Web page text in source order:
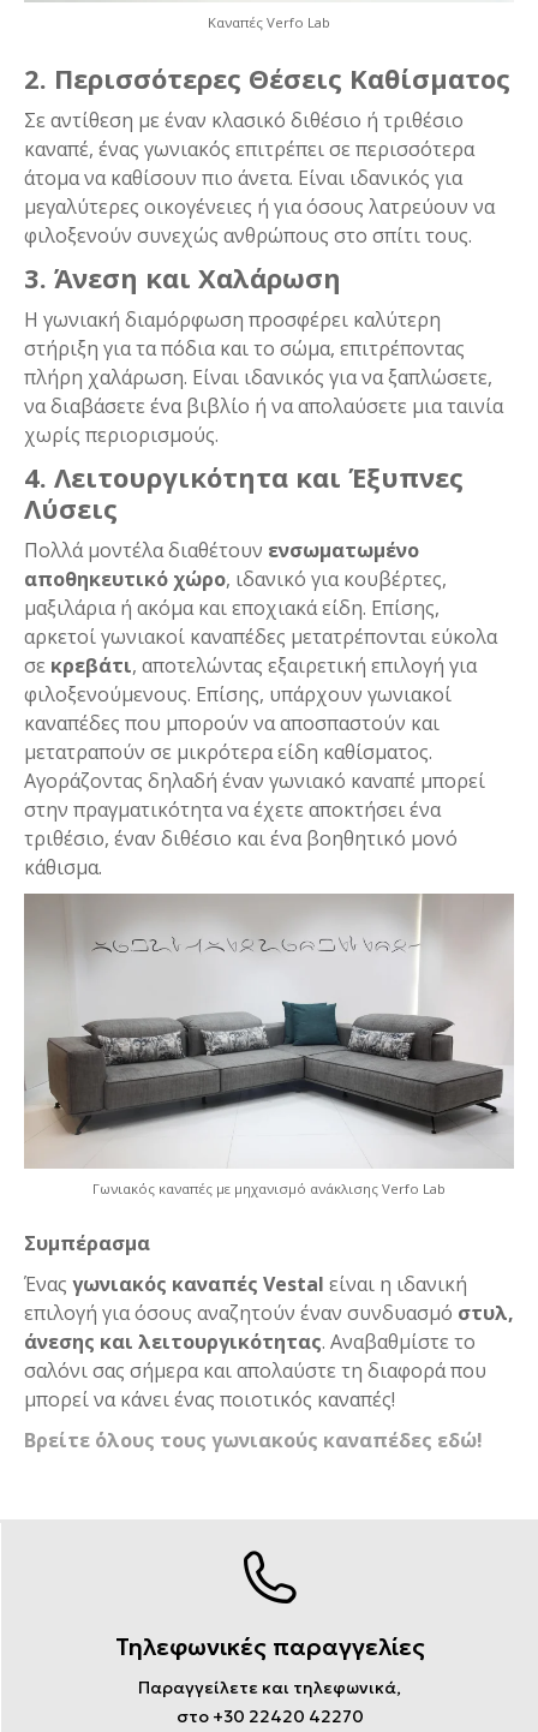
Καναπές Verfo Lab
2. Περισσότερες Θέσεις Καθίσματος
Σε αντίθεση με έναν κλασικό διθέσιο ή τριθέσιο
καναπέ, ένας γωνιακός επιτρέπει σε περισσότερα
άτομα να καθίσουν πιο άνετα. Είναι ιδανικός για
μεγαλύτερες οικογένειες ή για όσους λατρεύουν να
φιλοξενούν συνεχώς ανθρώπους στο σπίτι τους.
3. Άνεση και Χαλάρωση
Η γωνιακή διαμόρφωση προσφέρει καλύτερη
στήριξη για τα πόδια και το σώμα, επιτρέποντας
πλήρη χαλάρωση. Είναι ιδανικός για να ξαπλώσετε,
να διαβάσετε ένα βιβλίο ή να απολαύσετε μια ταινία
χωρίς περιορισμούς.
4. Λειτουργικότητα και Έξυπνες
Λύσεις
Πολλά μοντέλα διαθέτουν ενσωματωμένο
αποθηκευτικό χώρο, ιδανικό για κουβέρτες,
μαξιλάρια ή ακόμα και εποχιακά είδη. Επίσης,
αρκετοί γωνιακοί καναπέδες μετατρέπονται εύκολα
σε κρεβάτι, αποτελώντας εξαιρετική επιλογή για
φιλοξενούμενους. Επίσης, υπάρχουν γωνιακοί
καναπέδες που μπορούν να αποσπαστούν και
μετατραπούν σε μικρότερα είδη καθίσματος.
Αγοράζοντας δηλαδή έναν γωνιακό καναπέ μπορεί
στην πραγματικότητα να έχετε αποκτήσει ένα
τριθέσιο, έναν διθέσιο και ένα βοηθητικό μονό
κάθισμα.
Γωνιακός καναπές με μηχανισμό ανάκλισης Verfo Lab
Συμπέρασμα
Ένας γωνιακός καναπές Vestal είναι η ιδανική
επιλογή για όσους αναζητούν έναν συνδυασμό στυλ,
άνεσης και λειτουργικότητας. Αναβαθμίστε το
σαλόνι σας σήμερα και απολαύστε τη διαφορά που
μπορεί να κάνει ένας ποιοτικός καναπές!
Βρείτε ΄όλους τους γωνιακούς καναπέδες εδώ!
Τηλεφωνικές παραγγελίες
Παραγγείλετε και τηλεφωνικά,
στο +30 22420 42270